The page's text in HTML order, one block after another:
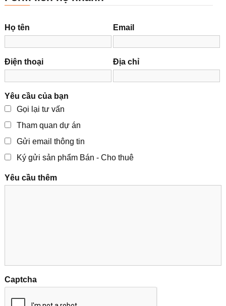
Họ tên Email
Điện thoại Địa chỉ
Yêu cầu của bạn
Gọi lại tư vấn
Tham quan dự án
Gửi email thông tin
Ký gửi sản phẩm Bán - Cho thuê
Yêu cầu thêm
Captcha